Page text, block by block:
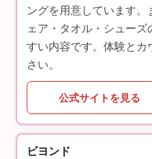
ングを用意しています
ェア・タオル・シュー
すい内容です。体験と
さい。
公式サイトを見る
ビヨンド